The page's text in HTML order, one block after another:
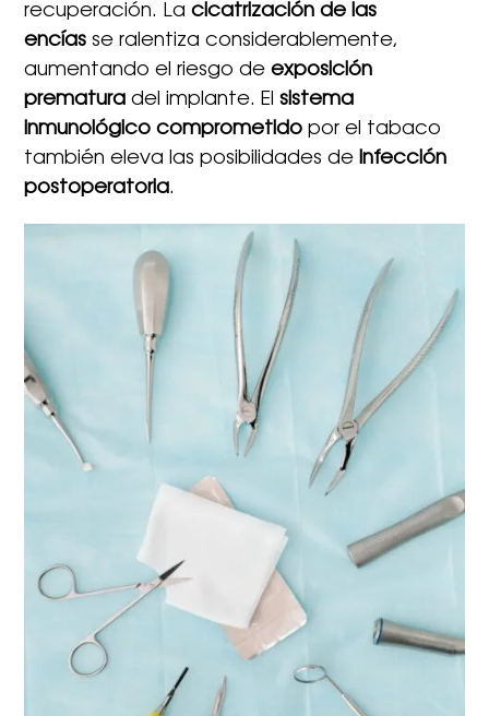
recuperación. Lacicatrización de las
encías se ralentiza considerablemente,
aumentando el riesgo deexposición
prematura del implante. Elsistema
inmunológico comprometido por el tabaco
también eleva las posibilidades deinfección
postoperatoria.